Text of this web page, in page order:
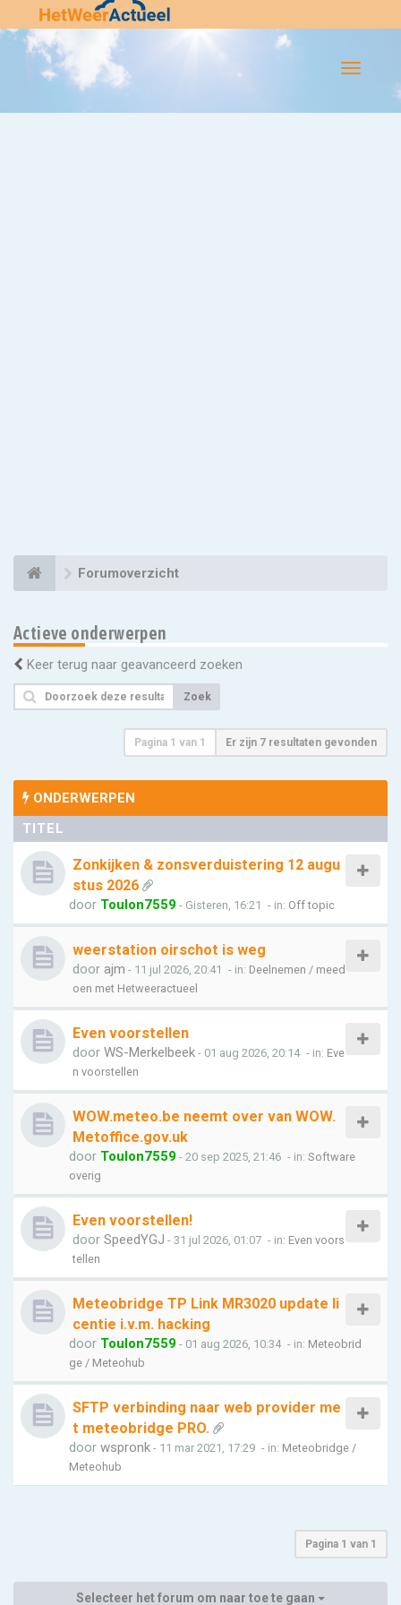
Flip-
Forumoverzicht
Actieve onderwerpen
Keer terug naar geavanceerd zoeken
Zoek
Pagina 1 van 1 Er zijn 7 resultaten gevonden
ONDERWERPEN
TITEL
Zonkijken & zonsverduistering 12 augu
stus 2026
door Toulon7559 - Gisteren, 16:21 - in: Off topic
weerstation oirschot is weg
door ajm - 11 jul 2026, 20:41 - in: Deelnemen / meed
oen met Hetweeractueel
Even voorstellen
door WS-Merkelbeek - 01 aug 2026, 20:14 - in: Eve
n voorstellen
WOW.meteo.be neemt over van WOW.
Metoffice.gov.uk
door Toulon7559 - 20 sep 2025, 21:46 - in: Software
overig
Even voorstellen!
door SpeedYGJ - 31 jul 2026, 01:07 - in: Even voors
tellen
Meteobridge TP Link MR3020 update li
centie i.v.m. hacking
door Toulon7559 - 01 aug 2026, 10:34 - in: Meteobrid
ge / Meteohub
SFTP verbinding naar web provider me
t meteobridge PRO.
door wspronk - 11 mar 2021, 17:29 - in: Meteobridge /
Meteohub
Pagina 1 van 1
Selecteer het forum om naar toe te gaan